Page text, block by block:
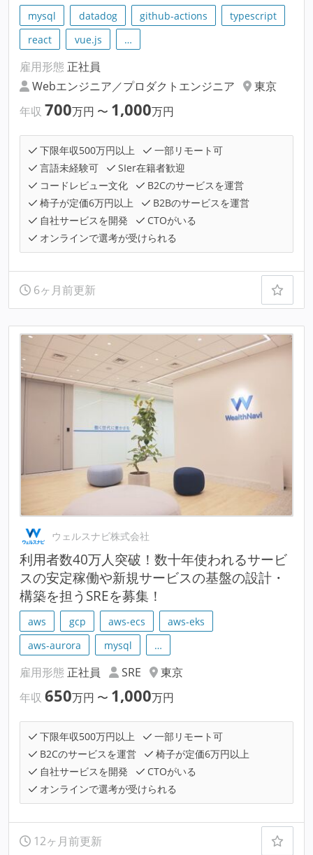
mysql datadog github-actions
typescript
react
vue.js …
雇用形態 正社員
Webエンジニア／プロダクトエンジニア
東京
年収 700万円 〜 1,000万円
下限年収500万円以上
一部リモート可
言語未経験可
SIer在籍者歓迎
コードレビュー文化
B2Cのサービスを運営
椅子が定価6万円以上
B2Bのサービスを運営
自社サービスを開発
CTOがいる
オンラインで選考が受けられる
6ヶ月前更新
ウェルスナビ株式会社
利用者数40万人突破！数十年使われるサービ
スの安定稼働や新規サービスの基盤の設計・
構築を担うSREを募集！
aws gcp aws-ecs
aws-eks
aws-aurora
mysql …
雇用形態 正社員 SRE
東京
年収 650万円 〜 1,000万円
下限年収500万円以上
一部リモート可
B2Cのサービスを運営
椅子が定価6万円以上
自社サービスを開発
CTOがいる
オンラインで選考が受けられる
12ヶ月前更新